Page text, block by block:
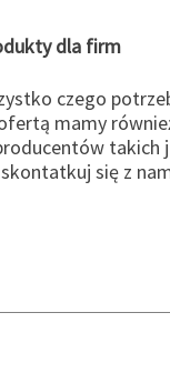
dla firm
czego
mamy
takich
się z